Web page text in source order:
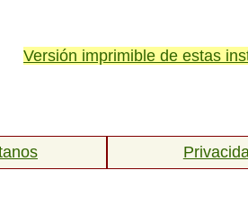
Versión imprimible de estas